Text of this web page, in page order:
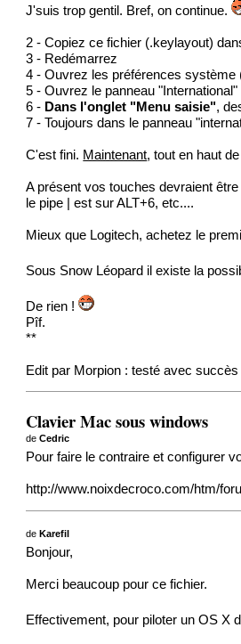
J'suis trop gentil. Bref, on continue.
2 - Copiez ce fichier (.keylayout)
3 - Redémarrez
4 - Ouvrez les préférences
5 - Ouvrez le panneau "International"
6 - Dans l'onglet "Menu saisie",
7 - Toujours dans le panneau
C'est fini. Maintenant, tout en haut
A présent vos touches devraient
le pipe | est sur ALT+6, etc....
Mieux que Logitech, achetez le
Sous Snow Léopard il existe la
De rien !
Pîf.
**
Edit par Morpion : testé avec
Clavier Mac sous windows
deCedric
Pour faire le contraire et configurer
http://www.noixdecroco.com/htm/
deKarefil
Bonjour,
Merci beaucoup pour ce fichier.
Effectivement, pour piloter un OS X